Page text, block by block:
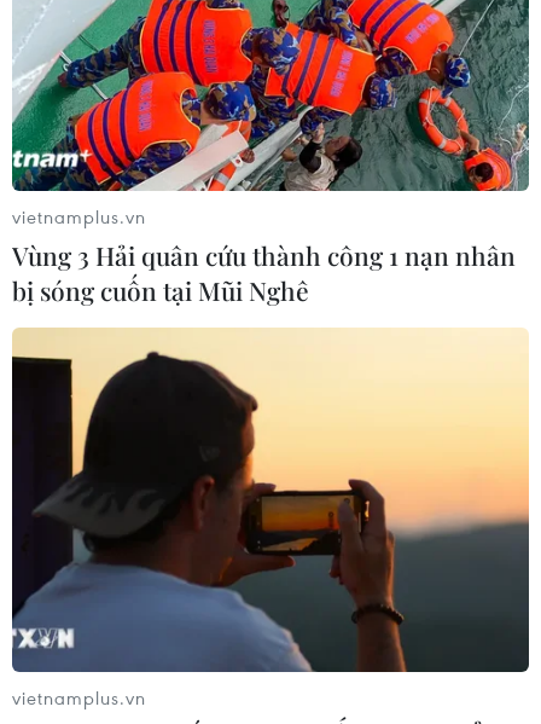
vietnamplus.vn
Vùng 3 Hải quân cứu thành công 1 nạn nhân
bị sóng cuốn tại Mũi Nghê
vietnamplus.vn